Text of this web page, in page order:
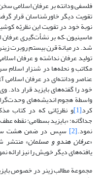
فلسفی ودانته بر عرفان اسلامی
تقویت دیگر خاورشناسان قرار
نوبة خود در تقویت این نظریّه
ماسینیون –که بر نشأت‌گیری
شد. در میانة قرن بیستم روبرت
تولید عرفان نداشته و عرفان
مکاتب و نحله‌ها در شنزار اسلام
عناصر ودانته‌ای در عرفان
خود را گفته‌های بایزید قرار داد.
واسطة هجوم اندیشه‌های
کرد[1] و نظریّاتی که در کتاب
جداگانه: «بایزید بسطامی: نقطه
نمود.[2] سپس در ضمن هشت
«عرفان هندو و مسلمان» منتشر
یافته‌های دیگر خویش را نیز ارائه
مجموعة مطالب زینر در خصوص